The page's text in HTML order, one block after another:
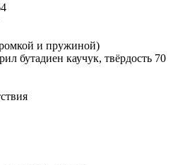
и пружиной)
бутадиен каучук, твёрдость 70